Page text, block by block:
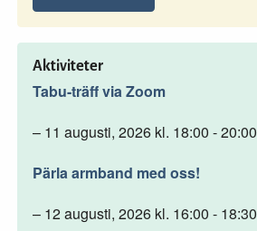
Aktiviteter
Tabu-träff via Zoom
– 11 augusti, 2026 kl. 18:00 - 20:00
Pärla armband med oss!
– 12 augusti, 2026 kl. 16:00 - 18:30